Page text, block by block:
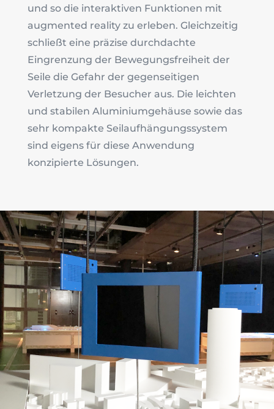
und so die interaktiven Funktionen mit
augmented reality zu erleben. Gleichzeitig
schließt eine präzise durchdachte
Eingrenzung der Bewegungsfreiheit der
Seile die Gefahr der gegenseitigen
Verletzung der Besucher aus. Die leichten
und stabilen Aluminiumgehäuse sowie das
sehr kompakte Seilaufhängungssystem
sind eigens für diese Anwendung
konzipierte Lösungen.